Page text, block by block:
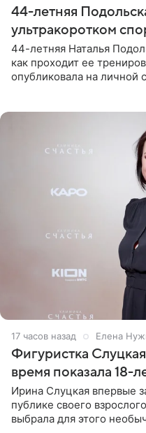
44-летняя
ультракоротком
44-летняя Наталья
как проходит ее
опубликовала на личной
17 часов назад Елена
Фигуристка
время показала 18-
Ирина Слуцкая впервые
публике своего
выбрала для этого